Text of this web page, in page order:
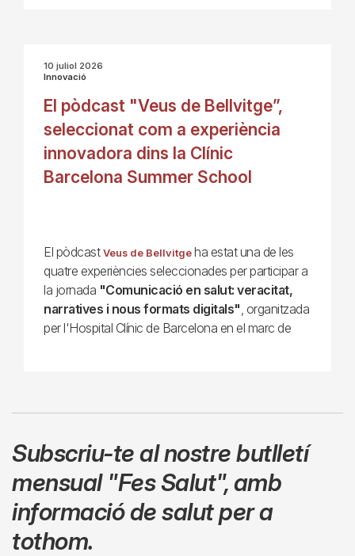
10 juliol 2026
Innovació
El pòdcast "Veus de Bellvitge”,
seleccionat com a experiència
innovadora dins la Clínic
Barcelona Summer School
El pòdcast Veus de Bellvitgeha estat una de les
quatre experiències seleccionades per participar a
la jornada "Comunicació en salut: veracitat,
narratives i nous formats digitals" , organitzada
per l'Hospital Clínic de Barcelona en el marc de
Subscriu-te al nostre butlletí
mensual "Fes Salut",amb
informació de salut per a
tothom.